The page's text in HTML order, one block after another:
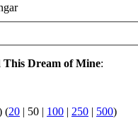
This Dream of Mine:
(20 | 50 | 100 | 250 | 500)